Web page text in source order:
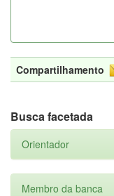
Compartilhamento
Busca facetada
Orientador
Membro da banca